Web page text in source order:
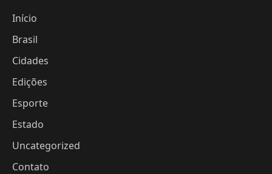
Início
Brasil
Cidades
Edições
Esporte
Estado
Uncategorized
Contato